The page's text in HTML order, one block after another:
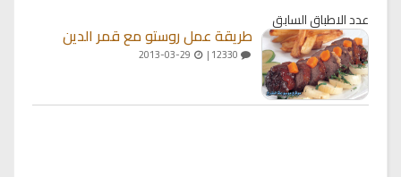
عدد الاطباق السابق
طريقة عمل روستو مع قمر الدين